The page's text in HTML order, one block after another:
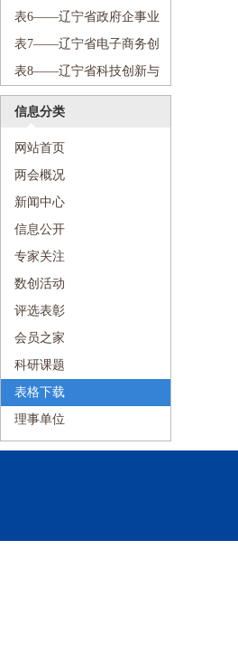
研究会入会申请表
表6——辽宁省政府企事业
单位信息化升级改造建站需求
采集表
表7——辽宁省电子商务创
新应用扶持计划申请审批表
表8——辽宁省科技创新与
人才培养研究会课题申请书
信息分类
网站首页
两会概况
新闻中心
信息公开
专家关注
数创活动
评选表彰
会员之家
科研课题
表格下载
理事单位